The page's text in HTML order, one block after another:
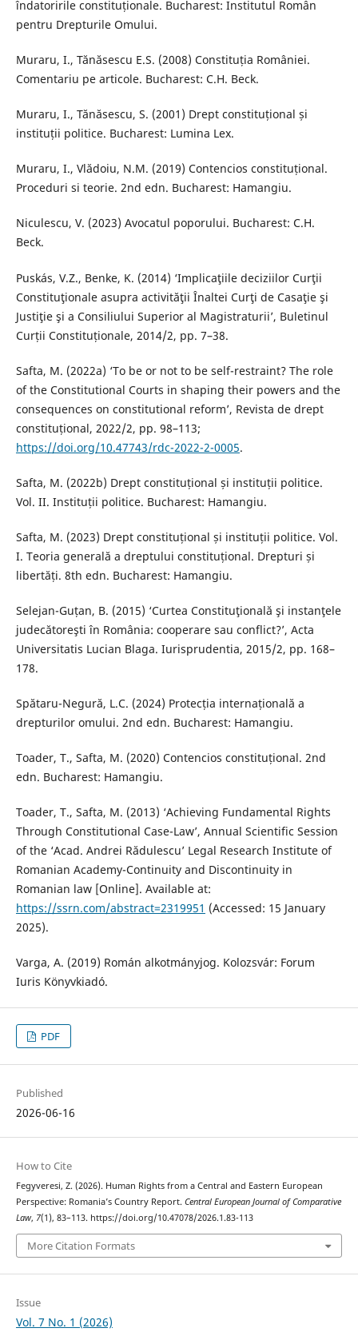
îndatoririle constituționale. Bucharest: Institutul Român
pentru Drepturile Omului.
Muraru, I., Tănăsescu E.S. (2008) Constituția României.
Comentariu pe articole. Bucharest: C.H. Beck.
Muraru, I., Tănăsescu, S. (2001) Drept constituțional și
instituții politice. Bucharest: Lumina Lex.
Muraru, I., Vlădoiu, N.M. (2019) Contencios constituțional.
Proceduri si teorie. 2nd edn. Bucharest: Hamangiu.
Niculescu, V. (2023) Avocatul poporului. Bucharest: C.H.
Beck.
Puskás, V.Z., Benke, K. (2014) ‘Implicaţiile deciziilor Curţii
Constituţionale asupra activităţii Înaltei Curţi de Casaţie şi
Justiţie şi a Consiliului Superior al Magistraturii’, Buletinul
Curții Constituționale, 2014/2, pp. 7–38.
Safta, M. (2022a) ‘To be or not to be self-restraint? The role
of the Constitutional Courts in shaping their powers and the
consequences on constitutional reform’, Revista de drept
constituțional, 2022/2, pp. 98–113;
https://doi.org/10.47743/rdc-2022-2-0005.
Safta, M. (2022b) Drept constituțional și instituții politice.
Vol. II. Instituții politice. Bucharest: Hamangiu.
Safta, M. (2023) Drept constituțional și instituții politice. Vol.
I. Teoria generală a dreptului constituțional. Drepturi și
libertăți. 8th edn. Bucharest: Hamangiu.
Selejan-Guțan, B. (2015) ‘Curtea Constituţională şi instanţele
judecătoreşti în România: cooperare sau conflict?’, Acta
Universitatis Lucian Blaga. Iurisprudentia, 2015/2, pp. 168–
178.
Spătaru-Negură, L.C. (2024) Protecția internațională a
drepturilor omului. 2nd edn. Bucharest: Hamangiu.
Toader, T., Safta, M. (2020) Contencios constituțional. 2nd
edn. Bucharest: Hamangiu.
Toader, T., Safta, M. (2013) ‘Achieving Fundamental Rights
Through Constitutional Case-Law’, Annual Scientific Session
of the ‘Acad. Andrei Rădulescu’ Legal Research Institute of
Romanian Academy-Continuity and Discontinuity in
Romanian law [Online]. Available at:
https://ssrn.com/abstract=2319951 (Accessed: 15 January
2025).
Varga, A. (2019) Román alkotmányjog. Kolozsvár: Forum
Iuris Könyvkiadó.
PDF
Published
2026-06-16
How to Cite
Fegyveresi, Z. (2026). Human Rights from a Central and Eastern European
Perspective: Romania’s Country Report. Central European Journal of Comparative
Law, 7(1), 83–113. https://doi.org/10.47078/2026.1.83-113
More Citation Formats
Issue
Vol. 7 No. 1 (2026)